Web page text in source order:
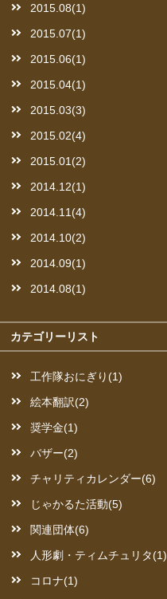
2015.08(1)
2015.07(1)
2015.06(1)
2015.04(1)
2015.03(3)
2015.02(4)
2015.01(2)
2014.12(1)
2014.11(4)
2014.10(2)
2014.09(1)
2014.08(1)
カテゴリーリスト
工作隊おにぎり(1)
絵本翻訳(2)
奨学金(1)
バザー(2)
チャリティカレンダー(6)
じゃかるた活動(5)
関連団体(6)
人形劇・ティムチュリタ(1)
コロナ(1)